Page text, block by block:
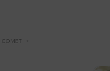
COMET